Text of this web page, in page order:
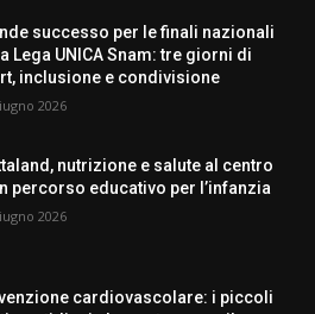
successo per le finali nazionali
Lega UNICA Snam: tre giorni di
inclusione e condivisione
2026
nutrizione e salute al centro
percorso educativo per l’infanzia
2026
cardiovascolare: i piccoli